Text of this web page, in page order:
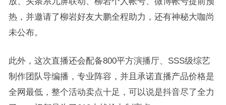
热，并邀请了柳岩好友大鹏全程助力，还有神秘大咖尚
未公布。
此外，这次直播还会配备800平方演播厅、SSS级综艺
制作团队导编播，专业阵容，并且承诺直播产品价格是
全网最低，整个活动卖点十足，可以说是抖音尽了全力